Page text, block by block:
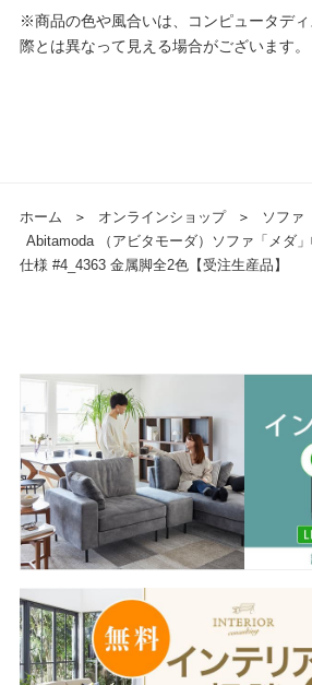
※商品の色や風合いは、コンピュータデ
際とは異なって見える場合がございます。
ホーム ＞ オンラインショップ ＞ ソファ
Abitamoda （アビタモーダ）ソファ「メダ
仕様 #4_4363 金属脚全2色【受注生産品】